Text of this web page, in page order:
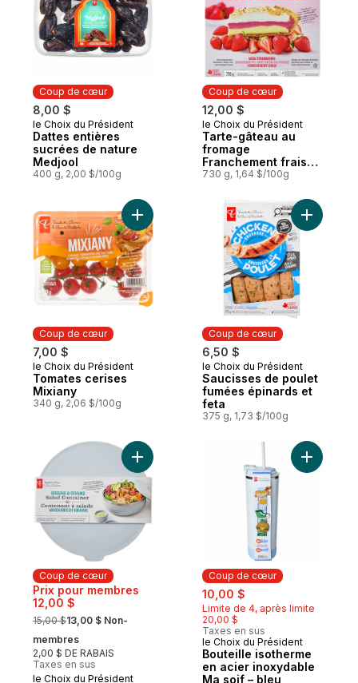
Coup de cœur
8,00 $
Coup de cœur
le Choix du Président
Dattes entières
sucrées de nature
Medjool
400 g, 2,00 $/100g
Coup de cœur
12,00 $
Coup de cœur
le Choix du Président
Tarte-gâteau au
fromage
Franchement fraise
Le triple délice
730 g, 1,64 $/100g
Coup de cœur
7,00 $
Coup de cœur
le Choix du Président
Tomates cerises
Mixiany
340 g, 2,06 $/100g
Ajouter Tomates cerises Mixiany au
Coup de cœur
6,50 $
Coup de cœur
le Choix du Président
Saucisses de poulet
fumées épinards et
feta
375 g, 1,73 $/100g
Ajouter
Coup de cœur
Prix pour membres
12,00 $
, formerly:
15,00 $13,00 $ Non-
membres
2,00 $ DE RABAIS
Taxes en sus
le Choix du Président
Ajouter Contenant à salade Verdure et
Coup de cœur
sale:
10,00 $
Limite de 4, après limite
20,00 $
Taxes en sus
Coup de cœur
le Choix du Président
Bouteille isotherme
en acier inoxydable
Ma soif – bleu
Ajouter